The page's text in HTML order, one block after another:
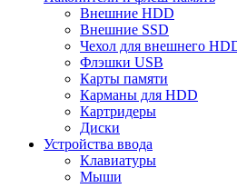
Внешние HDD
Внешние SSD
Чехол для внешнего
Флэшки USB
Карты памяти
Карманы для HDD
Картридеры
Диски
Устройства ввода
Клавиатуры
Мыши